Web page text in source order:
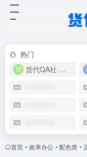
热门
货代QA社·让货代之路更简单！
首页 • 效率办公 • 配色类 •